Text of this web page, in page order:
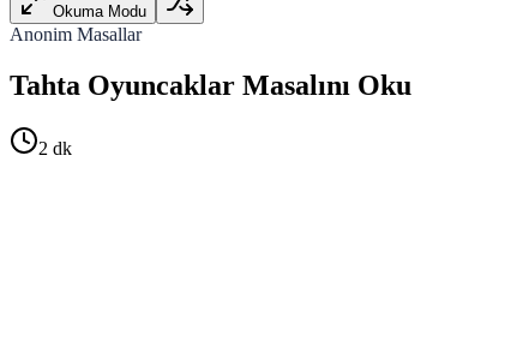
Okuma Modu
Anonim Masallar
Tahta Oyuncaklar Masalını Oku
2 dk